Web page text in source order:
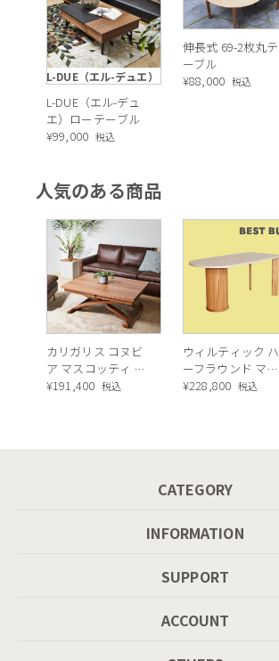
L-DUE（エル-デュエ）
L-DUE（エル-デュ
エ）ローテーブル
¥99,000 税込
伸長式 69-2枚丸テ
ーブル
¥88,000 税込
人気のある商品
カリガリス コヌビ
ア マスコッティ 伸
長・昇降式テーブ
¥191,400 税込
ウィルティック ハ
ーフラウンド マテ
ィエラ塗装 ダイニ
¥228,800 税込
CATEGORY
INFORMATION
SUPPORT
ACCOUNT